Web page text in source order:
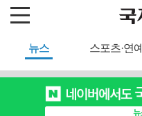
뉴스 스포츠·연예